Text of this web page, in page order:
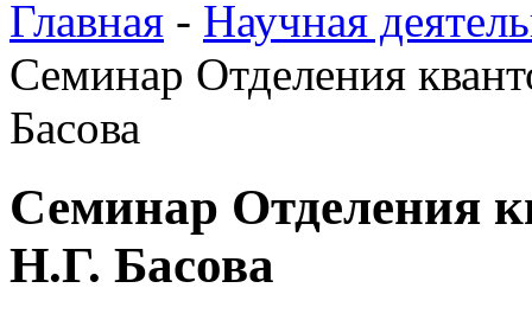
Главная - Научная
Семинар Отделения
Басова
Семинар Отделения
Н.Г. Басова